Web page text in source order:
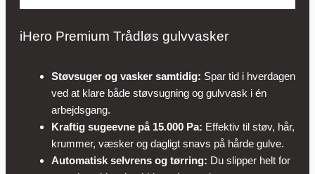
iHero Premium Trådløs gulvvasker
Støvsuger og vasker samtidig: Spar tid i hverdagen
ved at klare både støvsugning og gulvvask i én
arbejdsgang.
Kraftig sugeevne på 15.000 Pa: Effektiv til støv, hår,
krummer, væsker og dagligt snavs på hårde gulve.
Automatisk selvrens og tørring: Du slipper helt for